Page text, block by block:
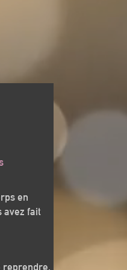
en
avez fait
reprendre,